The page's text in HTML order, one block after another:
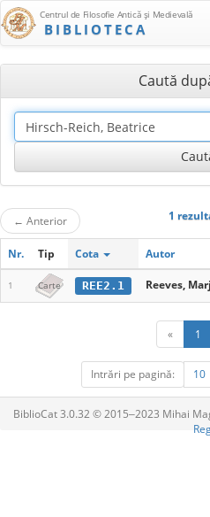
Centrul de Filosofie Antică şi Medievală
BIBLIOTECA
Caută
← Anterior 1
Nr. Tip Cota Autor
1 Carte REE2.1 Reeves,
« 1
Intrări pe pagină: 10
BiblioCat 3.0.32 © 2015‒2023 Mihai